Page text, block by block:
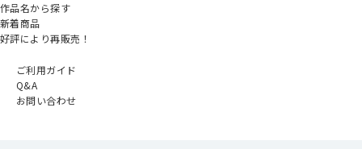
作品名から探す
新着商品
好評により再販売！
ご利用ガイド
Q&A
お問い合わせ